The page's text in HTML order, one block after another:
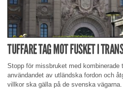
TUFFARE TAG MOT FUSKET I
Stopp för missbruket med kombinerade
användandet av utländska fordon och
villkor ska gälla på de svenska vägarna.